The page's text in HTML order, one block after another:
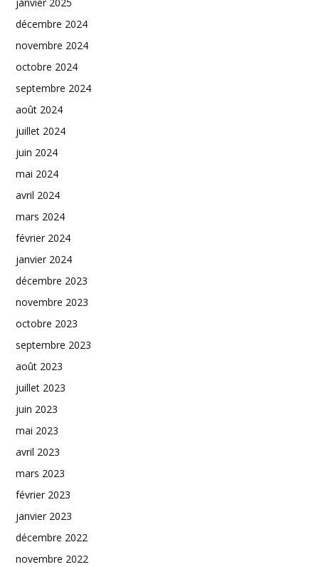
décembre 2024
novembre 2024
octobre 2024
septembre 2024
août 2024
juillet 2024
juin 2024
mai 2024
avril 2024
mars 2024
février 2024
janvier 2024
décembre 2023
novembre 2023
octobre 2023
septembre 2023
août 2023
juillet 2023
juin 2023
mai 2023
avril 2023
mars 2023
février 2023
janvier 2023
décembre 2022
novembre 2022